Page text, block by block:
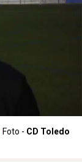
Foto - CD Toledo